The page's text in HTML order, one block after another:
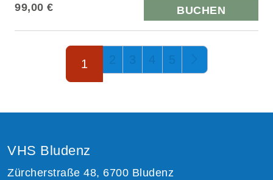
99,00 € BUCHEN
Seite 1 von 5
1 2 3 4 5
VHS Bludenz
Zürcherstraße 48, 6700 Bludenz